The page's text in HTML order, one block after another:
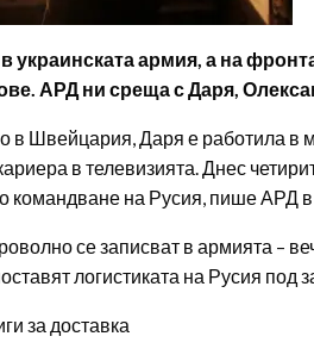
украинската армия, а на
АРД ни среща с Даря,
в Швейцария, Даря е работила в
в телевизията. Днес
командване на Русия, пише АРД
се записват в армията –
логистиката на Русия под
за доставка